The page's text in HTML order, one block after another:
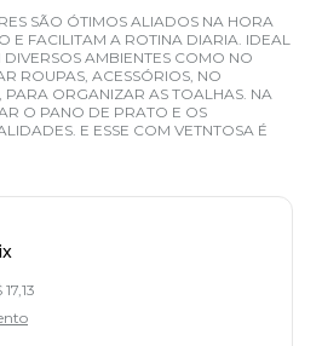
SÃO ÓTIMOS ALIADOS NA HORA
E FACILITAM A ROTINA DIARIA. IDEAL
AMBIENTES COMO NO
ROUPAS, ACESSÓRIOS, NO
ORGANIZAR AS TOALHAS. NA
O PANO DE PRATO E OS
E ESSE COM VETNTOSA É
17,13